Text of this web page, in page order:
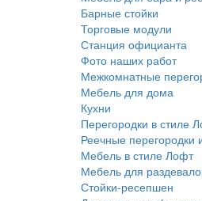
Барные стойки
Торговые модули
Станция официанта
Фото наших работ
Межкомнатные
Мебель для дома
Кухни
Перегородки в стиле
Реечные перегородки
Мебель в стиле Лофт
Мебель для
Стойки-ресепшен